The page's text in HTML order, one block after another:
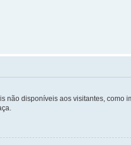
não disponíveis aos visitantes, como